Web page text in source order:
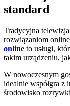
standard
Tradycyjna telewizja
rozwiązaniom
online to usługi,
takim urządzeniu,
W nowoczesnym
idealnie współgra z
środowisko